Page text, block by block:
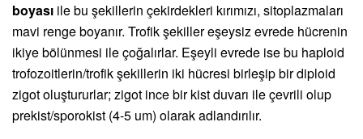
boyası ile bu şekillerin çekirdekleri kırımızı, sitoplazmaları
mavi renge boyanır. Trofik şekiller eşeysiz evrede hücrenin
ikiye bölünmesi ile çoğalırlar. Eşeyli evrede ise bu haploid
trofozoitlerin/trofik şekillerin iki hücresi birleşip bir diploid
zigot oluştururlar; zigot ince bir kist duvarı ile çevrili olup
prekist/sporokist (4-5 um) olarak adlandırılır.